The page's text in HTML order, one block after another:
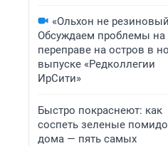
«Ольхон не
Обсуждаем проблемы на
переправе на остров в
выпуске «Редколлегии
ИрСити»
Быстро покраснеют: как
соспеть зеленые
дома — пять самых